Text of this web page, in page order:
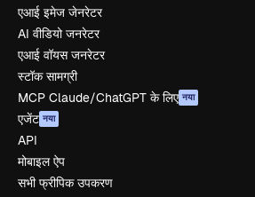
एआई इमेज जेनरेटर
AI वीडियो जनरेटर
एआई वॉयस जनरेटर
स्टॉक सामग्री
MCP Claude/ChatGPT के लिए नया
एजेंट नया
API
मोबाइल ऐप
सभी फ्रीपिक उपकरण